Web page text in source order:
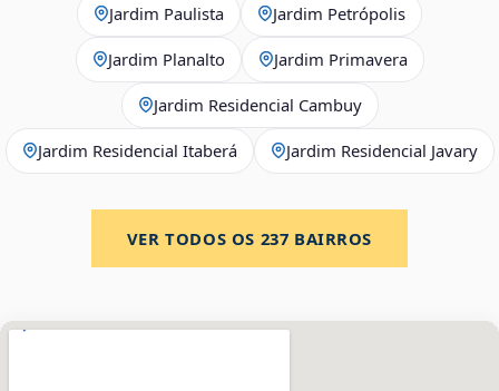
Jardim Paulista Jardim Petrópolis
Jardim Planalto Jardim Primavera
Jardim Residencial Cambuy
Jardim Residencial Itaberá Jardim Residencial Javary
VER TODOS OS 237 BAIRROS